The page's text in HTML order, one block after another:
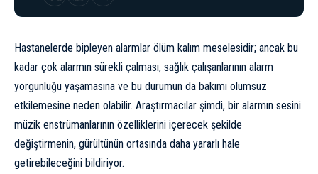
Hastanelerde bipleyen alarmlar ölüm kalım meselesidir; ancak bu
kadar çok alarmın sürekli çalması, sağlık çalışanlarının alarm
yorgunluğu yaşamasına ve bu durumun da bakımı olumsuz
etkilemesine neden olabilir. Araştırmacılar şimdi, bir alarmın sesini
müzik enstrümanlarının özelliklerini içerecek şekilde
değiştirmenin, gürültünün ortasında daha yararlı hale
getirebileceğini bildiriyor.